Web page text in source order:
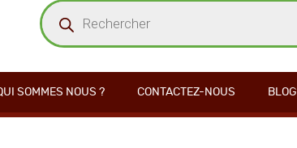
Recherche
de
produits
SOMMES NOUS ? CONTACTEZ-NOUS BLOG